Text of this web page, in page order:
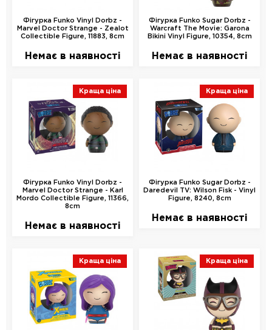
Фігурка Funko Vinyl Dorbz -
Marvel Doctor Strange - Zealot
Collectible Figure, 11883, 8cm
Немає в наявності
Фігурка Funko Sugar Dorbz -
Warcraft The Movie: Garona
Bikini Vinyl Figure, 10354, 8cm
Немає в наявності
Краща ціна
Фігурка Funko Vinyl Dorbz -
Marvel Doctor Strange - Karl
Mordo Collectible Figure, 11366,
8cm
Немає в наявності
Краща ціна
Фігурка Funko Sugar Dorbz -
Daredevil TV: Wilson Fisk - Vinyl
Figure, 8240, 8cm
Немає в наявності
Краща ціна Краща ціна